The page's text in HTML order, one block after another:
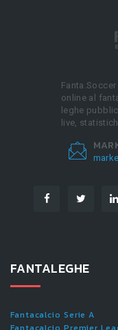
online al
leghe
live,
FANTALEGHE
Fantacalcio Serie A